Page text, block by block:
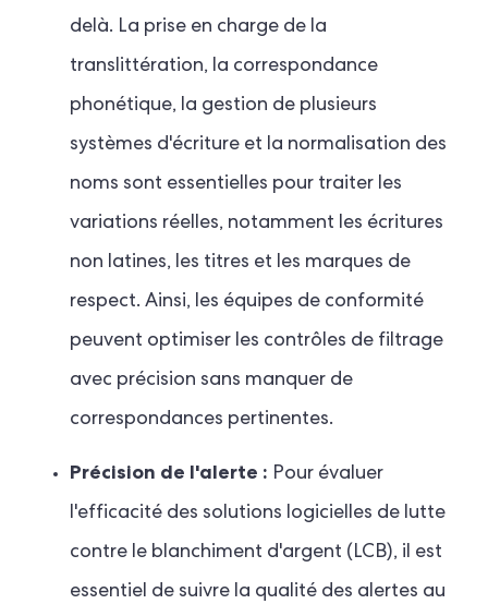
delà. La prise en charge de la
translittération, la correspondance
phonétique, la gestion de plusieurs
systèmes d'écriture et la normalisation des
noms sont essentielles pour traiter les
variations réelles, notamment les écritures
non latines, les titres et les marques de
respect. Ainsi, les équipes de conformité
peuvent optimiser les contrôles de filtrage
avec précision sans manquer de
correspondances pertinentes.
Précision de l'alerte : Pour évaluer
l'efficacité des solutions logicielles de lutte
contre le blanchiment d'argent (LCB), il est
essentiel de suivre la qualité des alertes au